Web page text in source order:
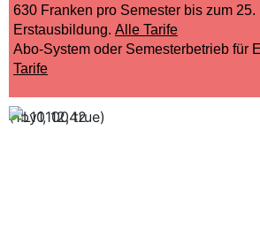
630 Franken pro Semester bis zum
Erstausbildung. Alle Tarife
Abo-System oder Semesterbetrieb für
Tarife
(1by1, 12, true)